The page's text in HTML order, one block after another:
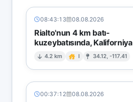
08:43:13 08.08.2026
Rialto'nun 4 km batı-
kuzeybatısında, Kaliforniya
4.2 km I 34.12, -117.41
00:37:12 08.08.2026